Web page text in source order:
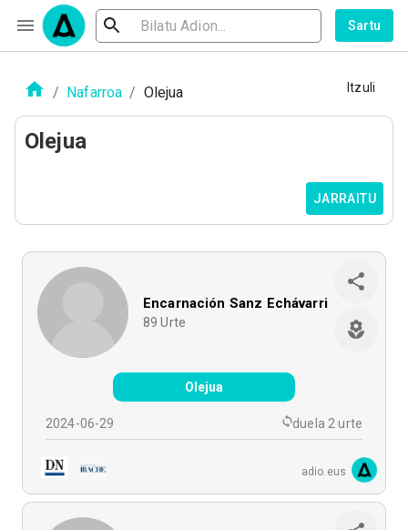
Sartu
/ Nafarroa / Olejua Itzuli
Olejua
JARRAITU
Encarnación Sanz Echávarri
89 Urte
Olejua
2024-06-29 duela 2 urte
adio.eus